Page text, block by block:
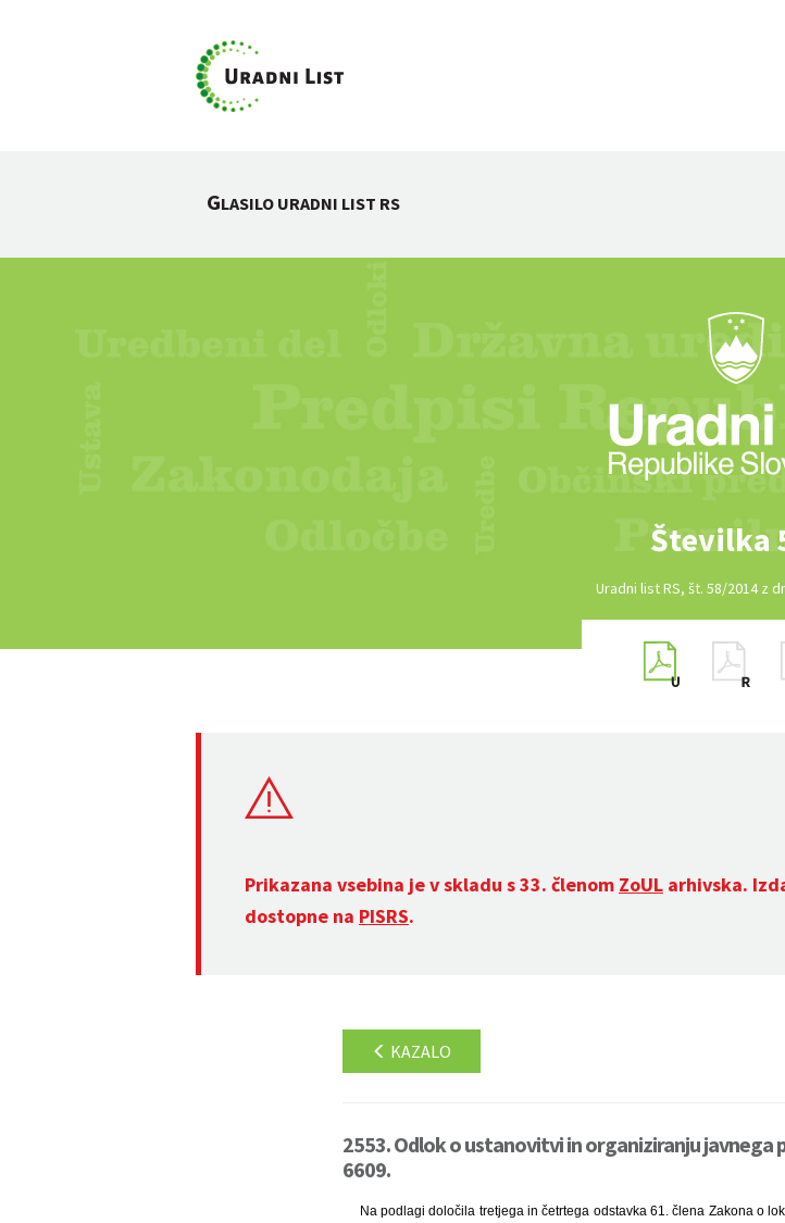
GLASILO URADNI LIST RS
Številka
Uradni list RS, št. 58/2014 z
Prikazana vsebina je v skladu s 33. členom ZoUL arhivska.
dostopne na PISRS.
KAZALO
2553. Odlok o ustanovitvi in organiziranju javnega
6609.
Na podlagi določila tretjega in četrtega odstavka 61. člena Zakona o